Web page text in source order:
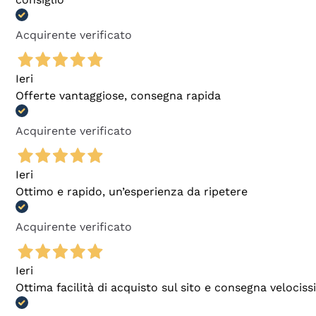
Acquirente verificato
Ieri
Offerte vantaggiose, consegna rapida
Acquirente verificato
Ieri
Ottimo e rapido, un’esperienza da ripetere
Acquirente verificato
Ieri
Ottima facilità di acquisto sul sito e consegna